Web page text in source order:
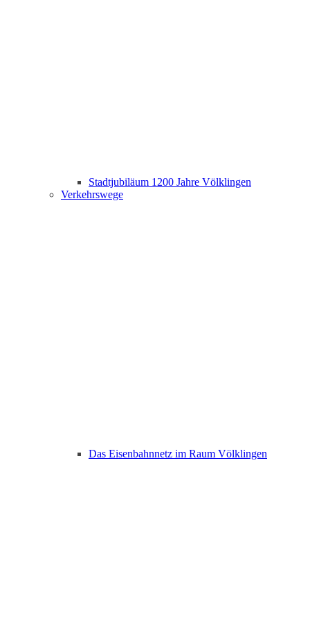
Stadtjubiläum 1200 Jahre Völklingen
Verkehrswege
Das Eisenbahnnetz im Raum Völklingen